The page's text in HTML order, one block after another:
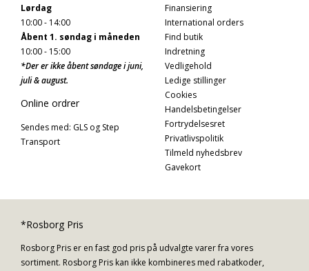
Lørdag
10:00 - 14:00
Åbent 1. søndag i måneden
10:00 - 15:00
*Der er ikke åbent søndage i juni,
juli & august.
Online ordrer
Sendes med: GLS og Step
Transport
Finansiering
International orders
Find butik
Indretning
Vedligehold
Ledige stillinger
Cookies
Handelsbetingelser
Fortrydelsesret
Privatlivspolitik
Tilmeld nyhedsbrev
Gavekort
*Rosborg Pris
Rosborg Pris er en fast god pris på udvalgte varer fra vores
sortiment. Rosborg Pris kan ikke kombineres med rabatkoder,